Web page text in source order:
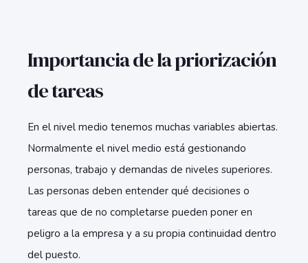
Importancia de la priorización
de tareas
En el nivel medio tenemos muchas variables abiertas.
Normalmente el nivel medio está gestionando
personas, trabajo y demandas de niveles superiores.
Las personas deben entender qué decisiones o
tareas que de no completarse pueden poner en
peligro a la empresa y a su propia continuidad dentro
del puesto.